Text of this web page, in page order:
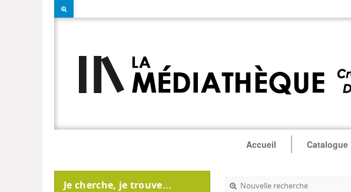
Accueil Catalogue
Je cherche, je trouve... Nouvelle recherche